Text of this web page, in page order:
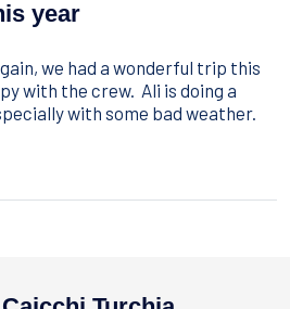
year
we had a wonderful trip this
with the crew. Ali is doing a
with some bad weather.